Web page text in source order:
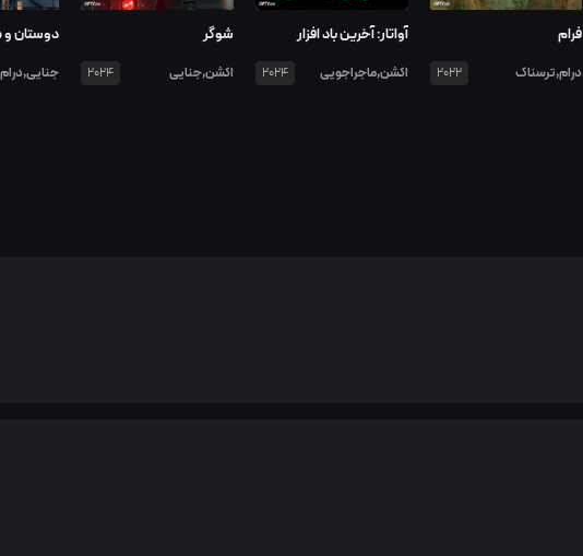
فرام
درام,ترسناک 2022
آواتار: آخرین باد افزار
اکشن,ماجراجویی 2024
شوگر
اکشن,جنایی 2024
دوستان و
جنایی,درام